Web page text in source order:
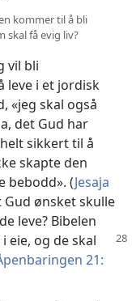
kommer til å bli
skal få evig liv?
vil bli
leve i et jordisk
«jeg skal også
det Gud har
sikkert til å
skapte den
bebodd». (Jesaja
Gud ønsket skulle
leve? Bibelen
eie, og de skal
21: